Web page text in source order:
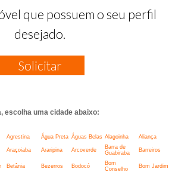
que possuem o seu perfil
desejado.
Solicitar
escolha uma cidade abaixo:
Agrestina Água Preta Águas Belas Alagoinha Aliança
Araçoiaba Araripina Arcoverde
Barra de
Guabiraba
Barreiros
Betânia Bezerros Bodocó
Bom
Conselho
Bom Jardim